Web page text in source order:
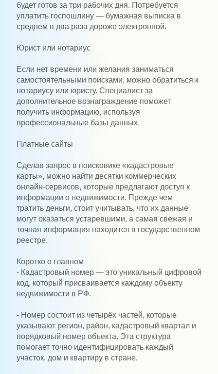
будет готов за три рабочих дня. Потребуется
уплатить госпошлину — бумажная выписка в
среднем в два раза дороже электронной.
Юрист или нотариус
Если нет времени или желания заниматься
самостоятельными поисками, можно обратиться к
нотариусу или юристу. Специалист за
дополнительное вознаграждение поможет
получить информацию, используя
профессиональные базы данных.
Платные сайты
Сделав запрос в поисковике «кадастровые
карты», можно найти десятки коммерческих
онлайн-сервисов, которые предлагают доступ к
информации о недвижимости. Прежде чем
тратить деньги, стоит учитывать, что их данные
могут оказаться устаревшими, а самая свежая и
точная информация находится в государственном
реестре.
Коротко о главном
- Кадастровый номер — это уникальный цифровой
код, который присваивается каждому объекту
недвижимости в РФ.
- Номер состоит из четырёх частей, которые
указывают регион, район, кадастровый квартал и
порядковый номер объекта. Эта структура
помогает точно идентифицировать каждый
участок, дом и квартиру в стране.